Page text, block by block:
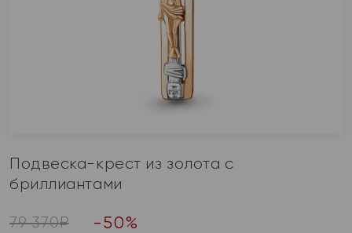
Подвеска-крест из золота с
бриллиантами
79 370₽ -50%